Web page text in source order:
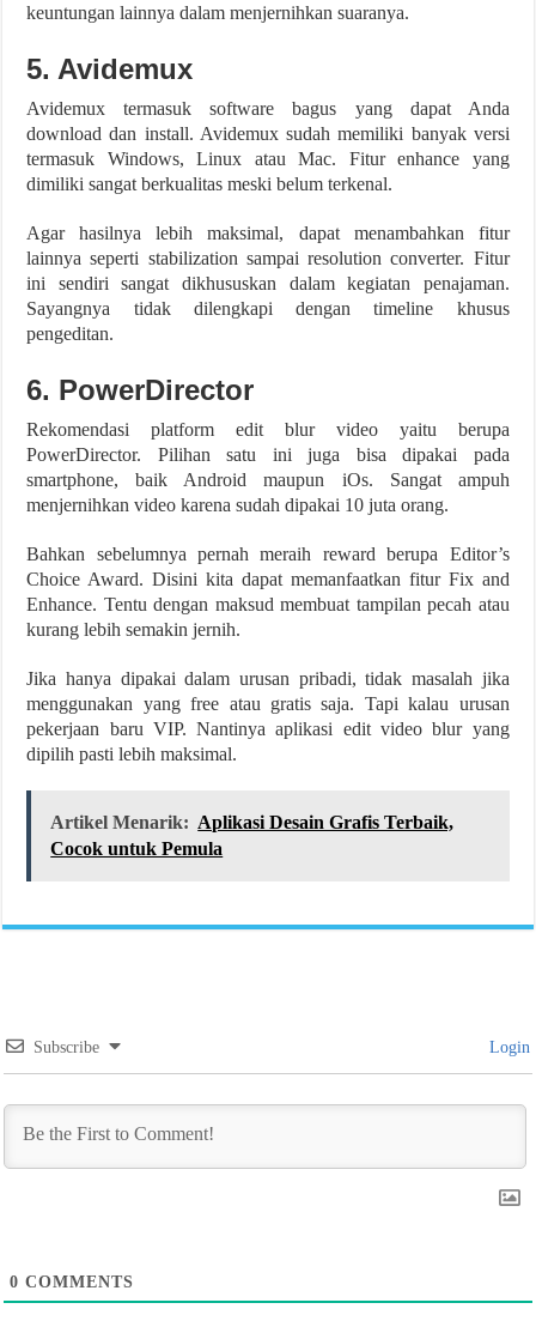
keuntungan lainnya dalam menjernihkan suaranya.
5. Avidemux
Avidemux termasuk software bagus yang dapat Anda
download dan install. Avidemux sudah memiliki banyak versi
termasuk Windows, Linux atau Mac. Fitur enhance yang
dimiliki sangat berkualitas meski belum terkenal.
Agar hasilnya lebih maksimal, dapat menambahkan fitur
lainnya seperti stabilization sampai resolution converter. Fitur
ini sendiri sangat dikhususkan dalam kegiatan penajaman.
Sayangnya tidak dilengkapi dengan timeline khusus
pengeditan.
6. PowerDirector
Rekomendasi platform edit blur video yaitu berupa
PowerDirector. Pilihan satu ini juga bisa dipakai pada
smartphone, baik Android maupun iOs. Sangat ampuh
menjernihkan video karena sudah dipakai 10 juta orang.
Bahkan sebelumnya pernah meraih reward berupa Editor’s
Choice Award. Disini kita dapat memanfaatkan fitur Fix and
Enhance. Tentu dengan maksud membuat tampilan pecah atau
kurang lebih semakin jernih.
Jika hanya dipakai dalam urusan pribadi, tidak masalah jika
menggunakan yang free atau gratis saja. Tapi kalau urusan
pekerjaan baru VIP. Nantinya aplikasi edit video blur yang
dipilih pasti lebih maksimal.
Artikel Menarik: Aplikasi Desain Grafis Terbaik,
Cocok untuk Pemula
Subscribe Login
0 COMMENTS